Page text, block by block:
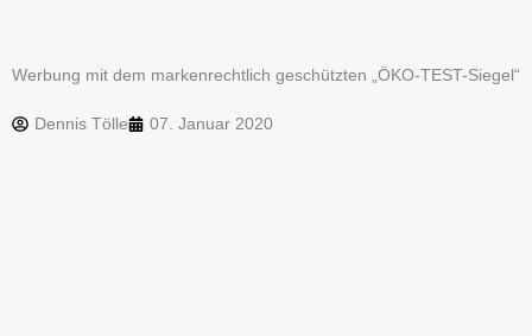
Werbung mit dem markenrechtlich geschützten „ÖKO-TEST-Siegel“
Dennis Tölle 07. Januar 2020